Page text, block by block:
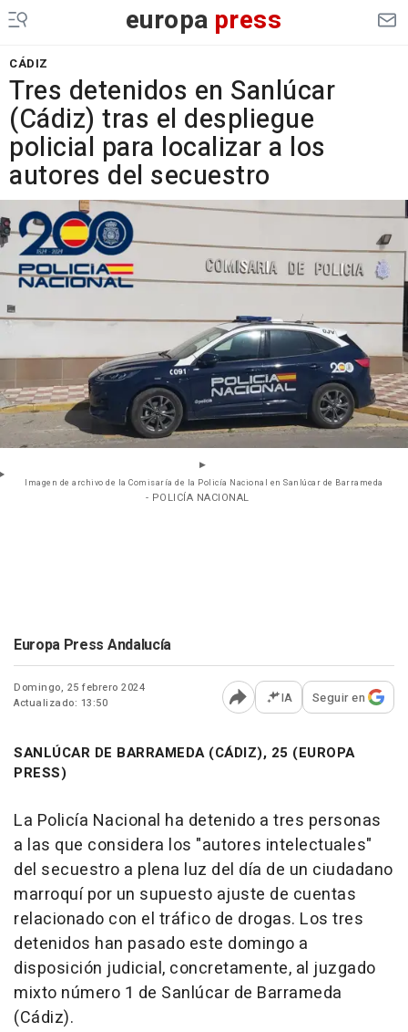
europa press
CÁDIZ
Tres detenidos en Sanlúcar
(Cádiz) tras el despliegue
policial para localizar a los
autores del secuestro
Imagen de archivo de la Comisaría de la Policía Nacional en Sanlúcar de Barrameda
- POLICÍA NACIONAL
Europa Press Andalucía
Domingo, 25 febrero 2024
Actualizado: 13:50
Abrir opciones para
IA Seguir en
SANLÚCAR DE BARRAMEDA (CÁDIZ), 25 (EUROPA
PRESS)
La Policía Nacional ha detenido a tres personas
a las que considera los "autores intelectuales"
del secuestro a plena luz del día de un ciudadano
marroquí por un supuesto ajuste de cuentas
relacionado con el tráfico de drogas. Los tres
detenidos han pasado este domingo a
disposición judicial, concretamente, al juzgado
mixto número 1 de Sanlúcar de Barrameda
(Cádiz).